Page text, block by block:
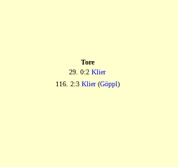
Tore
29. 0:2 Klier
116. 2:3 Klier(Göppl)